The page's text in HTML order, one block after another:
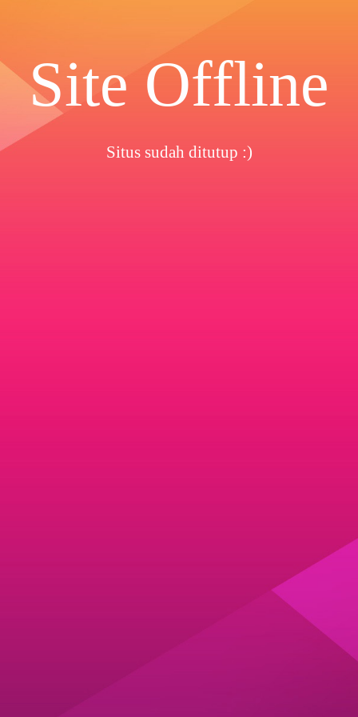
Site Offline
Situs sudah ditutup :)